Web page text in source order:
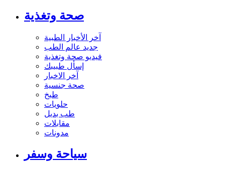
صحة وتغذية
آخر الأخبار الطبية
جديد عالم الطب
فيديو صحة وتغذية
إسأل طبيبك
آخر الاخبار
صحة جنسية
طبخ
حلويات
طب بديل
مقابلات
مدونات
سياحة وسفر